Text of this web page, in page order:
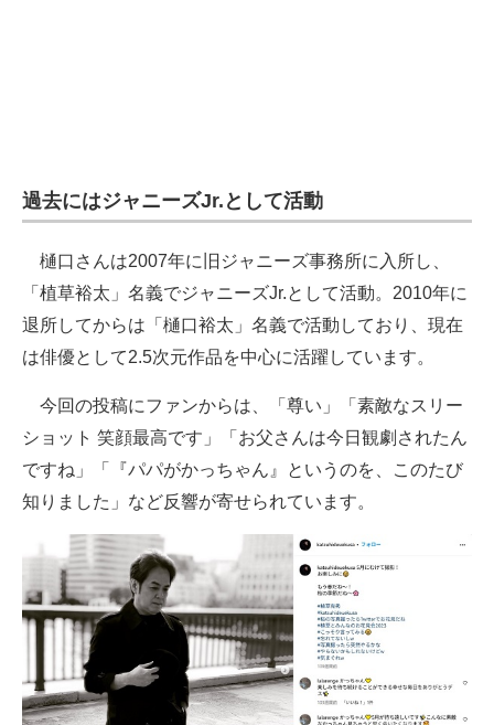
過去にはジャニーズJr.として活動
樋口さんは2007年に旧ジャニーズ事務所に入所し、
「植草裕太」名義でジャニーズJr.として活動。2010年に
退所してからは「樋口裕太」名義で活動しており、現在
は俳優として2.5次元作品を中心に活躍しています。
今回の投稿にファンからは、「尊い」「素敵なスリー
ショット 笑顔最高です」「お父さんは今日観劇されたん
ですね」「『パパがかっちゃん』というのを、このたび
知りました」など反響が寄せられています。